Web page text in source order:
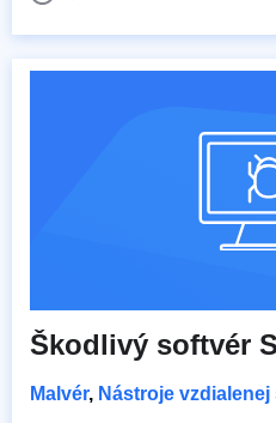
Škodlivý softvér
Malvér, Nástroje